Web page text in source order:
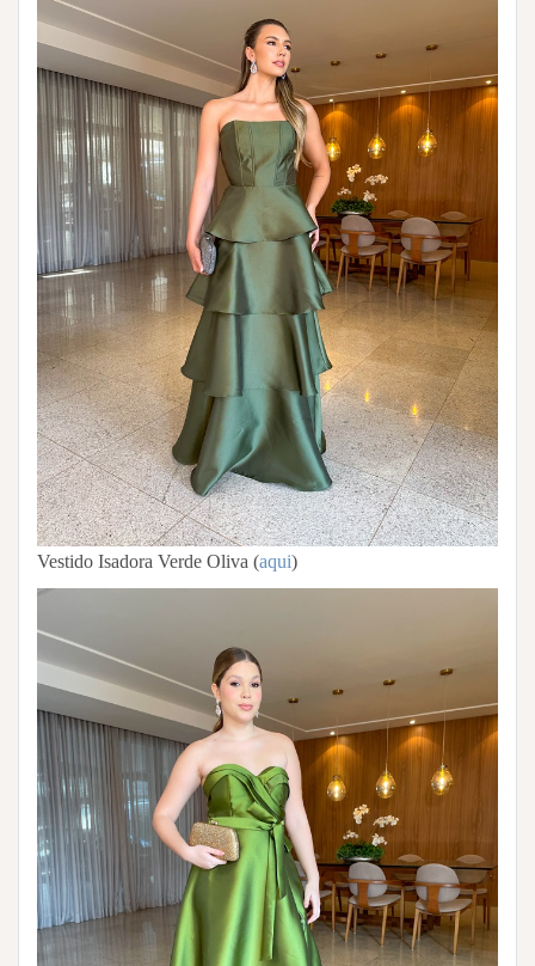
Vestido Isadora Verde Oliva (aqui)